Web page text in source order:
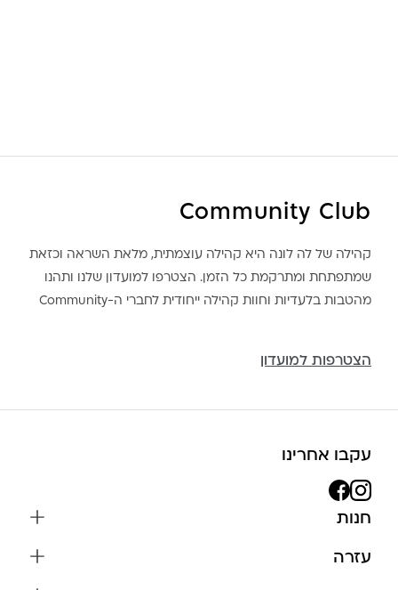
Community Club
קהילה של לה לונה היא קהילה עוצמתית, מלאת השראה וכזאת
שמתפתחת ומתרקמת כל הזמן. הצטרפו למועדון שלנו ותהנו
מהטבות בלעדיות וחוות קהילה ייחודית לחברי ה-Community
הצטרפות למועדון
עקבו אחרינו
חנות
עזרה